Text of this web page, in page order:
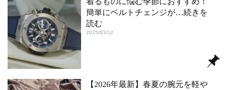
簡単にベルトチェンジが…続きを
読む
2025/03/12
【2026年最新】春夏の腕元を軽や